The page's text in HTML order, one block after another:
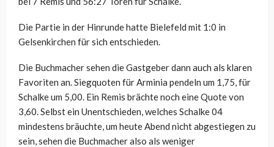
Die Partie in der Hinrunde hatte Bielefeld mit 1:0 in
Gelsenkirchen für sich entschieden.
Die Buchmacher sehen die Gastgeber dann auch als klaren
Favoriten an. Siegquoten für Arminia pendeln um 1,75, für
Schalke um 5,00. Ein Remis brächte noch eine Quote von
3,60. Selbst ein Unentschieden, welches Schalke 04
mindestens bräuchte, um heute Abend nicht abgestiegen zu
sein, sehen die Buchmacher also als weniger